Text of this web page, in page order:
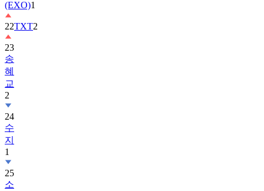
(EXO)1
22TXT2
23
송
혜
교
2
24
수
지
1
25
소